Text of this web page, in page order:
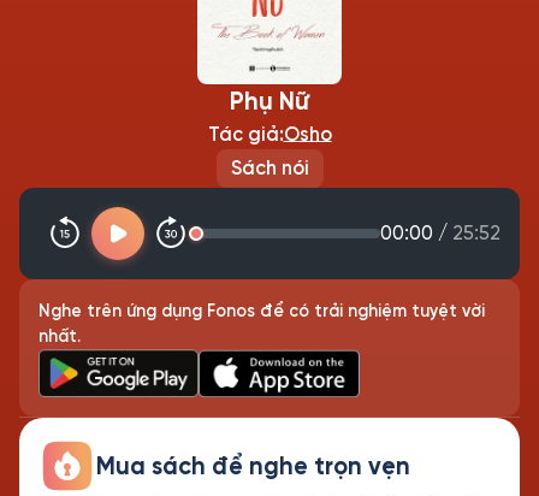
Sách nói
Phụ Nữ
Tác giả:Osho
00:00 / 25:52
Nghe trên ứng dụng Fonos để có trải nghiệm tuyệt vời
nhất.
Mua sách để nghe trọn vẹn